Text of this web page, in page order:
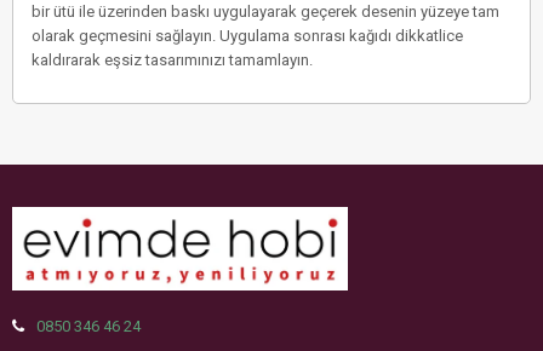
bir ütü ile üzerinden baskı uygulayarak geçerek desenin yüzeye tam
olarak geçmesini sağlayın. Uygulama sonrası kağıdı dikkatlice
kaldırarak eşsiz tasarımınızı tamamlayın.
0850 346 46 24